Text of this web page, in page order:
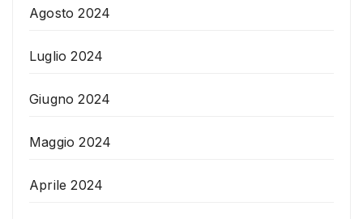
Agosto 2024
Luglio 2024
Giugno 2024
Maggio 2024
Aprile 2024